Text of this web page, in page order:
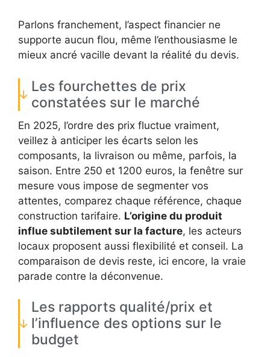
Parlons franchement, l’aspect financier ne
supporte aucun flou, même l’enthousiasme le
mieux ancré vacille devant la réalité du devis.
Les fourchettes de prix
constatées sur le marché
En 2025, l’ordre des prix fluctue vraiment,
veillez à anticiper les écarts selon les
composants, la livraison ou même, parfois, la
saison. Entre 250 et 1200 euros, la fenêtre sur
mesure vous impose de segmenter vos
attentes, comparez chaque référence, chaque
construction tarifaire. L’origine du produit
influe subtilement sur la facture, les acteurs
locaux proposent aussi flexibilité et conseil. La
comparaison de devis reste, ici encore, la vraie
parade contre la déconvenue.
Les rapports qualité/prix et
l’influence des options sur le
budget